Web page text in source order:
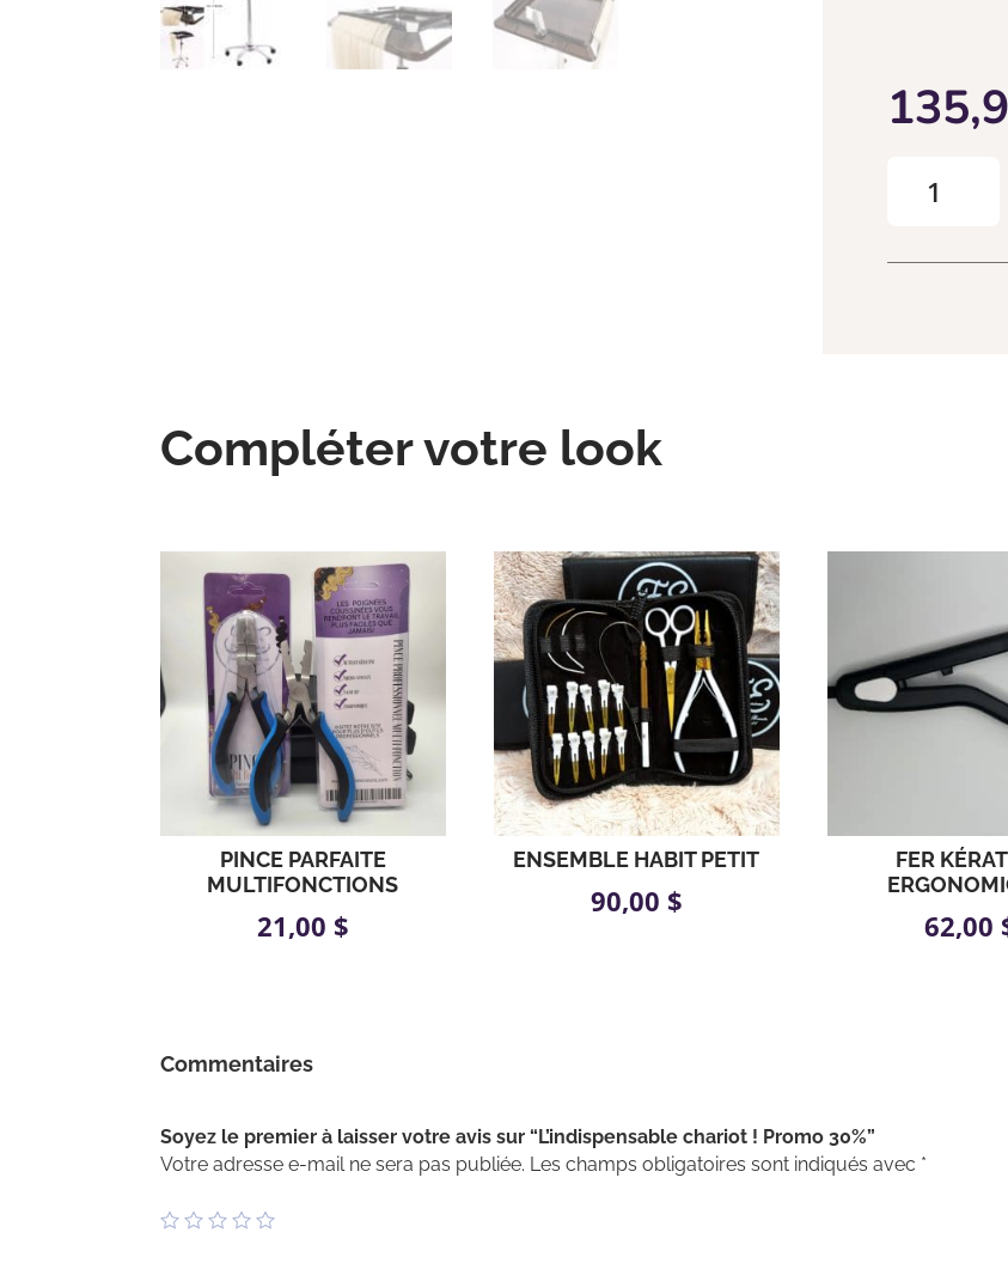
!
Compléter votre look
PINCE PARFAITE
MULTIFONCTIONS
21,00 $
ENSEMBLE HABIT PETIT
90,00 $
FER
62,00
Commentaires
Soyez le premier à laisser votre avis sur “L’indispensable chariot ! Promo 30%”
Votre adresse e-mail ne sera pas publiée. Les champs obligatoires sont indiqués avec *